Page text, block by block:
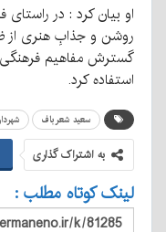
او بیان کرد : در
روشن و جذابِ هنری از
گسترش مفاهیم فرهنگی
استفاده کرد.
سعید شعرباف
به اشتراک گذاری
لینک کوتاه مطلب :